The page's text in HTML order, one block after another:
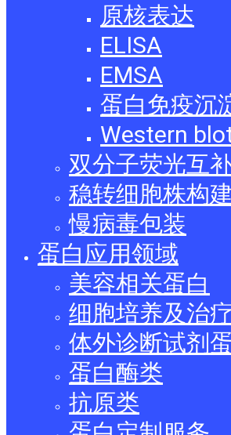
原核表达
ELISA
EMSA
蛋白免疫沉
Western
双分子荧光互
稳转细胞株构建
慢病毒包装
蛋白应用领域
美容相关蛋白
细胞培养及治疗
体外诊断试剂
蛋白酶类
抗原类